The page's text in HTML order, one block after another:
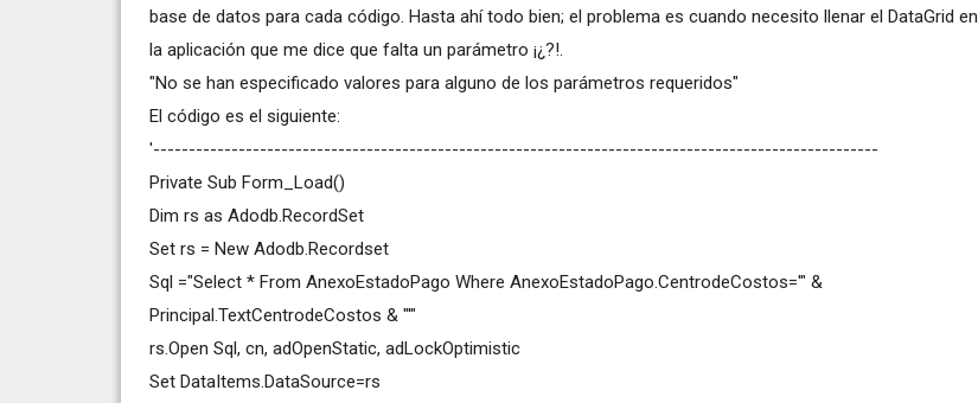
base de datos para cada código. Hasta ahí todo bien; el problema es cuando necesito llenar el DataGrid en
la aplicación que me dice que falta un parámetro ¡¿?!.
"No se han especificado valores para alguno de los parámetros requeridos"
El código es el siguiente:
'------------------------------------------------------------------------------------------------------
Private Sub Form_Load()
Dim rs as Adodb.RecordSet
Set rs = New Adodb.Recordset
Sql ="Select * From AnexoEstadoPago Where AnexoEstadoPago.CentrodeCostos='" &
Principal.TextCentrodeCostos & "'"
rs.Open Sql, cn, adOpenStatic, adLockOptimistic
Set DataItems.DataSource=rs